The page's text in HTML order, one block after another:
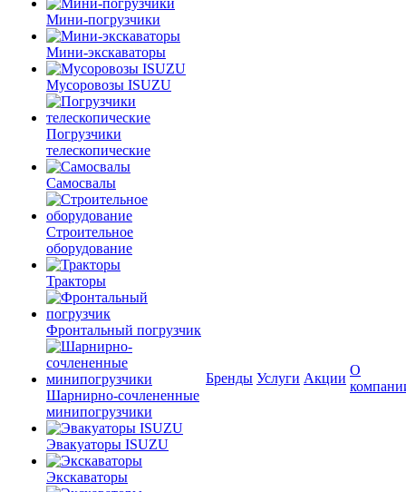
Мини-погрузчики
Мини-экскаваторы
Мусоровозы ISUZU
Погрузчики
телескопические
Самосвалы
Строительное
оборудование
Тракторы
Фронтальный погрузчик
Шарнирно-сочлененные
минипогрузчики
Эвакуаторы ISUZU
Экскаваторы
Бренды Услуги Акции
О